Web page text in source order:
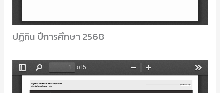
ปฏิทิน ปีการศึกษา 2568